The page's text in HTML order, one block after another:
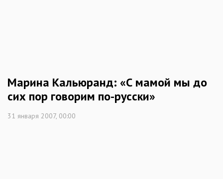
Марина Кальюранд: «С мамой мы до
сих пор говорим по-русски»
31 января 2007, 00:00